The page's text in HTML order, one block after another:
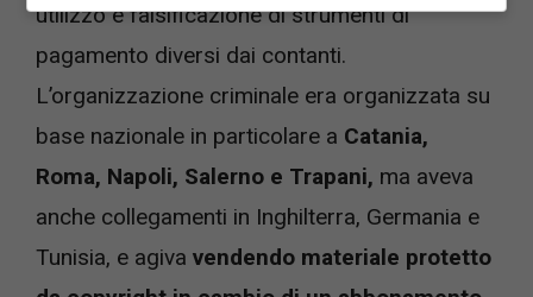
utilizzo e falsificazione di strumenti di
pagamento diversi dai contanti.
L’organizzazione criminale era organizzata su
base nazionale in particolare a Catania,
Roma, Napoli, Salerno e Trapani, ma aveva
anche collegamenti in Inghilterra, Germania e
Tunisia, e agiva vendendo materiale protetto